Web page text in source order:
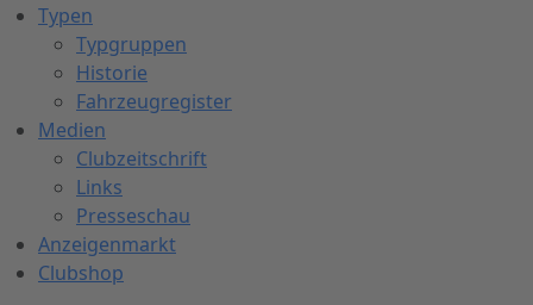
Typen
Typgruppen
Historie
Fahrzeugregister
Medien
Clubzeitschrift
Links
Presseschau
Anzeigenmarkt
Clubshop